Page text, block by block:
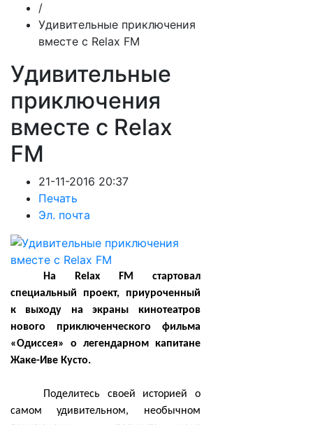
/
Удивительные приключения
вместе с Relax FM
Удивительные
приключения
вместе с Relax
FM
21-11-2016 20:37
Печать
Эл. почта
На Relax FM стартовал
специальный проект, приуроченный
к выходу на экраны кинотеатров
нового приключенческого фильма
«Одиссея» о легендарном капитане
Жаке-Иве Кусто.
Поделитесь своей историей о
самом удивительном, необычном